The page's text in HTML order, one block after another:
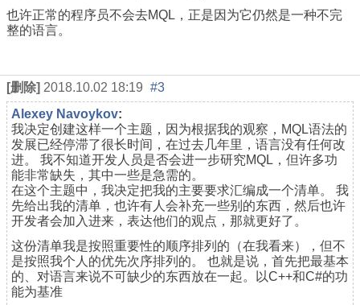
也许正常的程序员不会去MQL，正是因为它仍然是一种不完
整的语言。
[删除] 2018.10.02 18:19 #3
Alexey Navoykov:
我决定创建这样一个主题，因为根据我的观察，MQL语法的
发展已经停滞了很长时间，在过去几年里，语言没有任何改
进。 我不知道开发人员是否会进一步研究MQL，但许多功
能非常缺失，其中一些是急需的。
在这个主题中，我决定把我的主要要求汇编成一个清单。 我
先给出我的清单，也许有人会补充一些别的东西，然后也许
开发者会加入进来，表达他们的观点，那就更好了。
这份清单我是按照重要性的顺序排列的（在我看来），但不
是按照我个人的优先次序排列的。 也就是说，首先把最基本
的、对语言来说不可缺少的东西放在一起。以C++和C#的功
能为基准